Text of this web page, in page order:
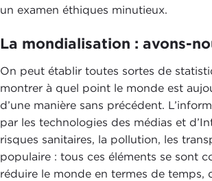
un examen éthiques minutieux.
La mondialisation : avons-
On peut établir toutes sortes de
montrer à quel point le monde est
d’une manière sans précédent.
par les technologies des médias et
risques sanitaires, la pollution, les
populaire : tous ces éléments se sont
réduire le monde en termes de temps,